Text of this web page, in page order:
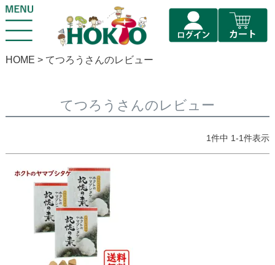
HOME てつろうさんのレビュー
てつろうさんのレビュー
1件中 1-1件表示